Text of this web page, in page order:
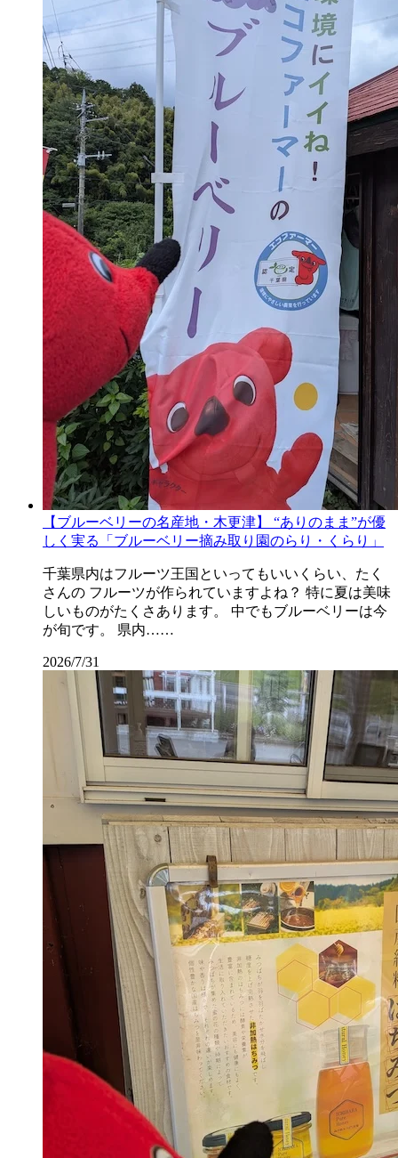
【ブルーベリーの名産地・木更津】 “ありのまま”が優
しく実る「ブルーベリー摘み取り園のらり・くらり」
千葉県内はフルーツ王国といってもいいくらい、たく
さんの フルーツが作られていますよね？ 特に夏は美味
しいものがたくさあります。 中でもブルーベリーは今
が旬です。 県内……
2026/7/31